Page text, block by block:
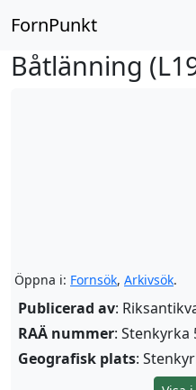
FornPunkt
Båtlänning (
Öppna i: Fornsök, Arkivsök.
Publicerad av:
RAÄ nummer: Stenkyrka
Geografisk plats: